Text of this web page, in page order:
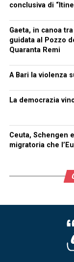
conclusiva di
Gaeta, in canoa
guidata al Pozzo
Quaranta Remi
A Bari la violenza
La democrazia
Ceuta, Schengen
migratoria che